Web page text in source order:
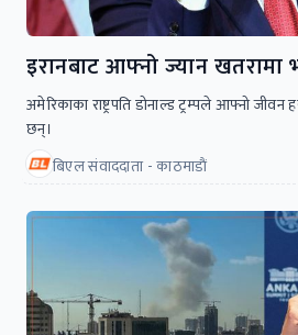
इरानबाट आफ्नो ज्यान खतरामा
अमेरिकाका राष्ट्रपति डोनाल्ड ट्रम्पले आफ्नो
छन्।
बिएल संवाददाता - काठमाडाैं